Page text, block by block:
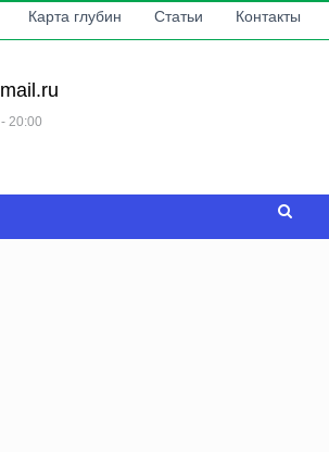
Карта глубин Статьи Контакты
20:00